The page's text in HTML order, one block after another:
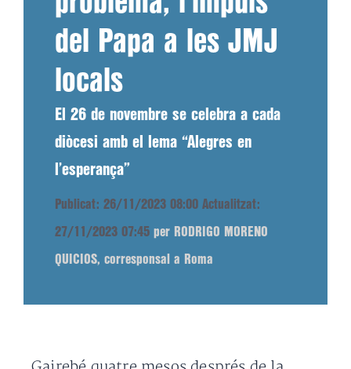
del Papa a les JMJ
locals
El 26 de novembre se celebra a cada
diòcesi amb el lema “Alegres en
l’esperança”
Publicat: 26/11/2023 08:00 Actualitzat:
27/11/2023 07:45 per RODRIGO MORENO
QUICIOS, corresponsal a Roma